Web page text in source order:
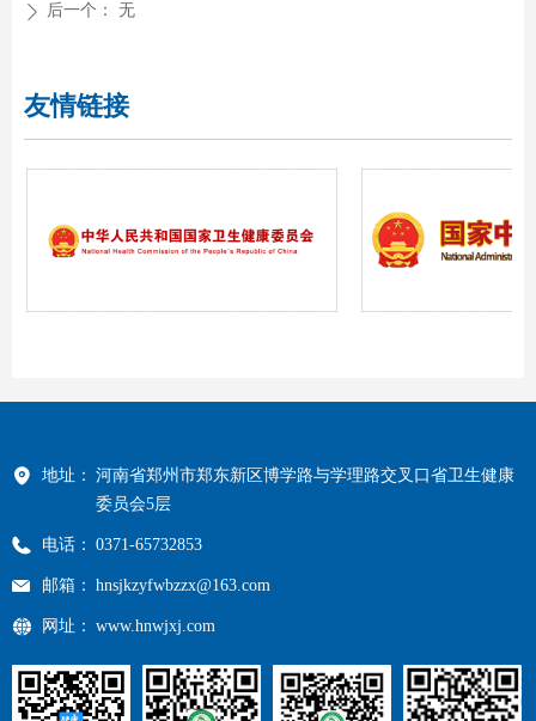
ꄲ 后一个： 无
友情链接
地址： 河南省郑州市郑东新区博学路与学理路交叉口省卫生健康
委员会5层
电话： 0371-65732853
邮箱： hnsjkzyfwbzzx@163.com
网址： www.hnwjxj.com